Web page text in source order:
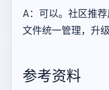
A：可以。社区推
文件统一管理，升
参考资料